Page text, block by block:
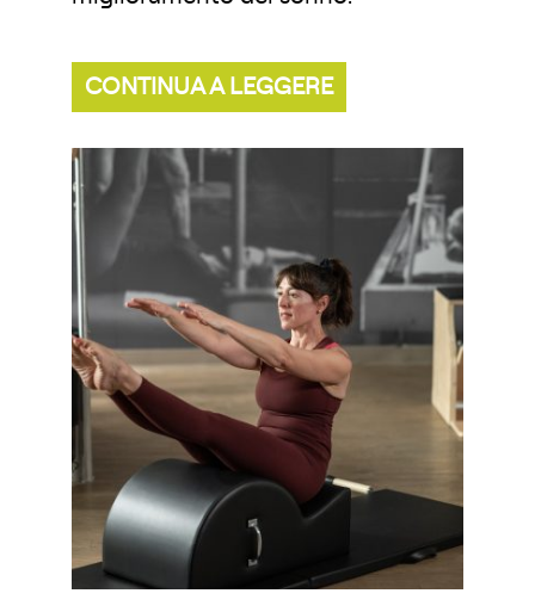
CONTINUA A LEGGERE